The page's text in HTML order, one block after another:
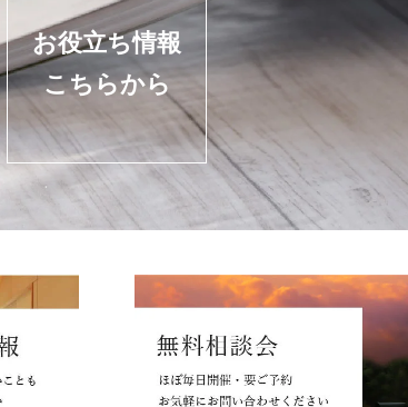
お役立ち情報
こちらから